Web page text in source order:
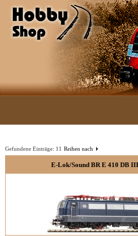
Reihen nach
Gefundene Einträge: 11
E-Lok/Sound BR E 410 DB